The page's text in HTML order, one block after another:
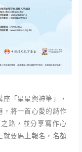
「星星與神筆」，
，將一首心愛的詩作
路，並分享寫作心
就要馬上報名，名額